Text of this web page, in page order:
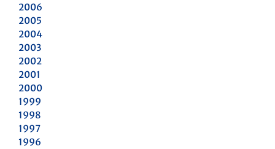
2006
2005
2004
2003
2002
2001
2000
1999
1998
1997
1996